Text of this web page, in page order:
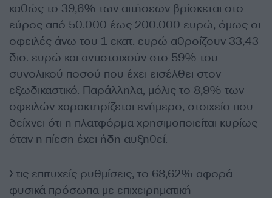
καθώς το 39,6% των αιτήσεων βρίσκεται στο
εύρος από 50.000 έως 200.000 ευρώ, όμως οι
οφειλές άνω του 1 εκατ. ευρώ αθροίζουν 33,43
δισ. ευρώ και αντιστοιχούν στο 59% του
συνολικού ποσού που έχει εισέλθει στον
εξωδικαστικό. Παράλληλα, μόλις το 8,9% των
οφειλών χαρακτηρίζεται ενήμερο, στοιχείο που
δείχνει ότι η πλατφόρμα χρησιμοποιείται κυρίως
όταν η πίεση έχει ήδη αυξηθεί.
Στις επιτυχείς ρυθμίσεις, το 68,62% αφορά
φυσικά πρόσωπα με επιχειρηματική